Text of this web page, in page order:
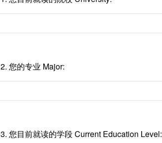
2. 您的专业 Major:
3. 您目前就读的学段 Current Education Level: